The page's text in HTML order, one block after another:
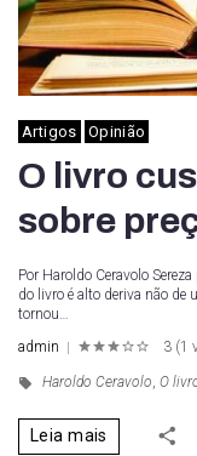
Artigos Opinião
O livro
sobre
Por Haroldo Ceravolo
do livro é alto deriva não de
tornou…
admin
3 (1
Haroldo Ceravolo, O
Leia mais